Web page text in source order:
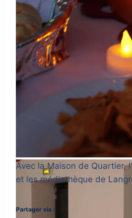
Avec la Maison de Quartier,
et les médiathèque de
Partager via :